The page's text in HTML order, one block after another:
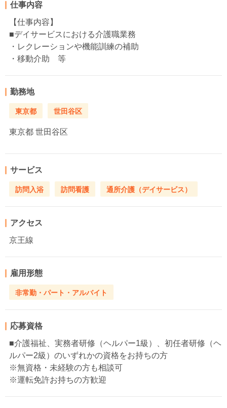
仕事内容
【仕事内容】
■デイサービスにおける介護職業務
・レクレーションや機能訓練の補助
・移動介助 等
勤務地
東京都 世田谷区
東京都 世田谷区
サービス
訪問入浴 訪問看護 通所介護（デイサービス）
アクセス
京王線
雇用形態
非常勤・パート・アルバイト
応募資格
■介護福祉、実務者研修（ヘルパー1級）、初任者研修（ヘ
ルパー2級）のいずれかの資格をお持ちの方
※無資格・未経験の方も相談可
※運転免許お持ちの方歓迎